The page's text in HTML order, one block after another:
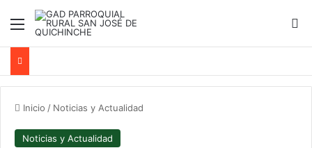
Menú
Inicio / Noticias y Actualidad
Noticias y Actualidad